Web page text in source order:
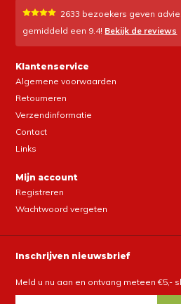
2633 bezoekers geven
gemiddeld een 9.4! Bekijk de reviews
Klantenservice
Algemene voorwaarden
Retourneren
Verzendinformatie
Contact
Links
Mijn account
Registreren
Wachtwoord vergeten
Inschrijven nieuwsbrief
Meld u nu aan en ontvang meteen €5,-